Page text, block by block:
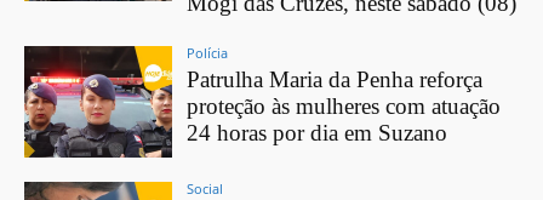
Polícia
Patrulha Maria da Penha reforça
proteção às mulheres com atuação
24 horas por dia em Suzano
Social